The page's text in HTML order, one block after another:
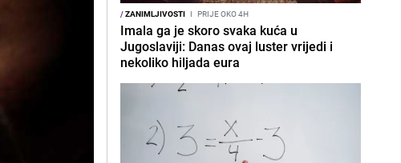
/ZANIMLJIVOSTI I PRIJE OKO 4H
Imala ga je skoro svaka kuća u
Jugoslaviji: Danas ovaj luster vrijedi i
nekoliko hiljada eura